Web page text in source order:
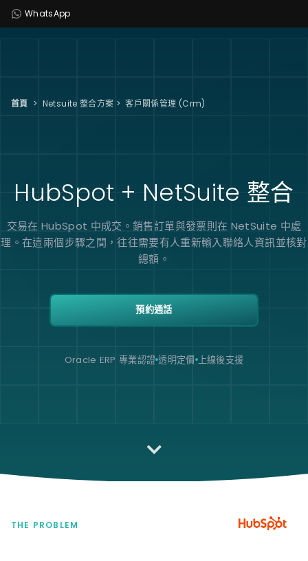
WhatsApp
首頁 > Netsuite 整合方案 > 客戶關係管理 (Crm)
HubSpot + NetSuite 整合
交易在 HubSpot 中成交。銷售訂單與發票則在 NetSuite 中處
理。在這兩個步驟之間，往往需要有人重新輸入聯絡人資訊並核對
總額。
預約通話
Oracle ERP 專業認證 透明定價 上線後支援
THE PROBLEM